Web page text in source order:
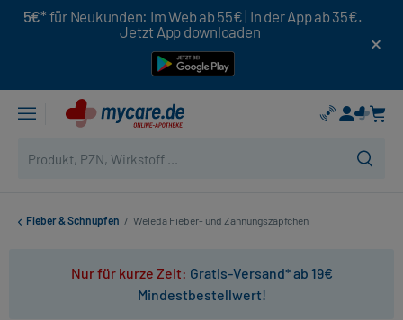
5€* für Neukunden: Im Web ab 55€ | In der App ab 35€.
Jetzt App downloaden
Fieber & Schnupfen / Weleda Fieber- und Zahnungszäpfchen
Nur für kurze Zeit: Gratis-Versand* ab 19€
Mindestbestellwert!